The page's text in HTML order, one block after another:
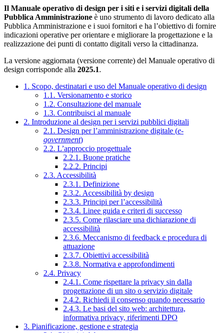
Il Manuale operativo di design per i siti e i servizi digitali della
Pubblica Amministrazione è uno strumento di lavoro dedicato alla
Pubblica Amministrazione e i suoi fornitori e ha l’obiettivo di fornire
indicazioni operative per orientare e migliorare la progettazione e la
realizzazione dei punti di contatto digitali verso la cittadinanza.
La versione aggiornata (versione corrente) del Manuale operativo di
design corrisponde alla 2025.1.
1. Scopo, destinatari e uso del Manuale operativo di design
1.1. Versionamento e storico
1.2. Consultazione del manuale
1.3. Contribuisci al manuale
2. Introduzione al design per i servizi pubblici digitali
2.1. Design per l’amministrazione digitale (e-
government)
2.2. L’approccio progettuale
2.2.1. Buone pratiche
2.2.2. Principi
2.3. Accessibilità
2.3.1. Definizione
2.3.2. Accessibilità by design
2.3.3. Principi per l’accessibilità
2.3.4. Linee guida e criteri di successo
2.3.5. Come rilasciare una dichiarazione di
accessibilità
2.3.6. Meccanismo di feedback e procedura di
attuazione
2.3.7. Obiettivi accessibilità
2.3.8. Normativa e approfondimenti
2.4. Privacy
2.4.1. Come rispettare la privacy sin dalla
progettazione di un sito o servizio digitale
2.4.2. Richiedi il consenso quando necessario
2.4.3. Le basi del sito web: architettura,
informativa privacy, riferimenti DPO
3. Pianificazione, gestione e strategia